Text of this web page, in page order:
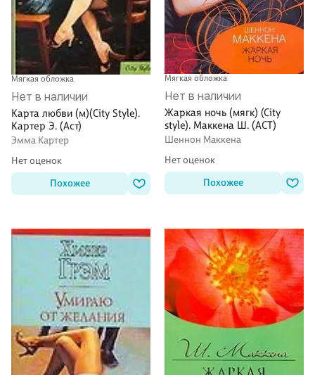
Мягкая обложка
Нет в наличии
Карта любви (м)(City Style).
Картер Э. (Аст)
Эмма Картер
Нет оценок
Похожее
Мягкая обложка
Нет в наличии
Жаркая ночь (мягк) (City
style). Маккена Ш. (АСТ)
Шеннон Маккена
Нет оценок
Похожее